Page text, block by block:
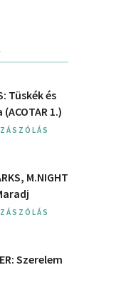
Tüskék és
1.)
M.NIGHT
Szerelem